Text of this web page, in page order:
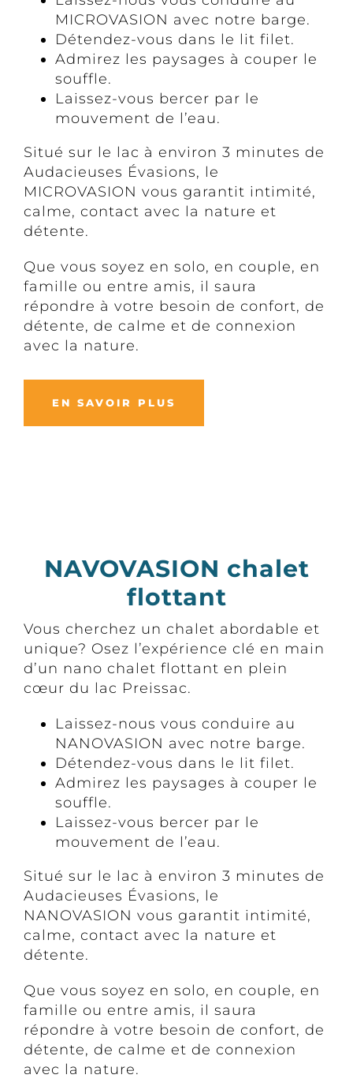
MICROVASION avec notre barge.
Détendez-vous dans le lit filet.
Admirez les paysages à couper le
souffle.
Laissez-vous bercer par le
mouvement de l’eau.
Situé sur le lac à environ 3 minutes de
Audacieuses Évasions, le
MICROVASION vous garantit intimité,
calme, contact avec la nature et
détente.
Que vous soyez en solo, en couple, en
famille ou entre amis, il saura
répondre à votre besoin de confort, de
détente, de calme et de connexion
avec la nature.
EN SAVOIR PLUS
NAVOVASION chalet
flottant
Vous cherchez un chalet abordable et
unique? Osez l’expérience clé en main
d’un nano chalet flottant en plein
cœur du lac Preissac.
Laissez-nous vous conduire au
NANOVASION avec notre barge.
Détendez-vous dans le lit filet.
Admirez les paysages à couper le
souffle.
Laissez-vous bercer par le
mouvement de l’eau.
Situé sur le lac à environ 3 minutes de
Audacieuses Évasions, le
NANOVASION vous garantit intimité,
calme, contact avec la nature et
détente.
Que vous soyez en solo, en couple, en
famille ou entre amis, il saura
répondre à votre besoin de confort, de
détente, de calme et de connexion
avec la nature.